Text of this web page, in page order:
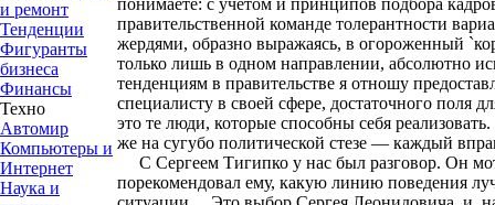
и ремонт
Тенденции
Фигуранты
бизнеса
Финансы
Техно
Автомир
Компьютеры и
Интернет
Наука и
правительственной команде толерантности
жердями, образно выражаясь, в огороженный
только лишь в одном направлении, абсолютно
тенденциям в правительстве я отношу
специалисту в своей сфере, достаточного поля
это те люди, которые способны себя
же на сугубо политической стезе — каждый
С Сергеем Тигипко у нас был разговор. Он
порекомендовал ему, какую линию поведения